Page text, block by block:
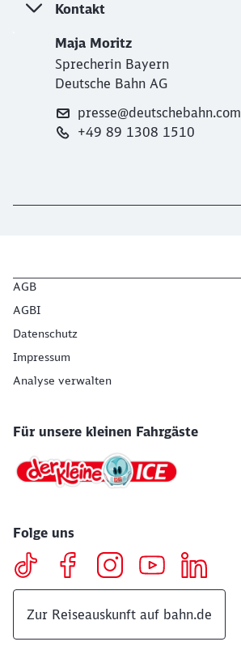
Kontakt
Maja Moritz
Sprecherin Bayern
Deutsche Bahn AG
presse@deutschebahn.com
+49 89 1308 1510
AGB
AGBI
Datenschutz
Impressum
Analyse verwalten
Für unsere kleinen Fahrgäste
Folge uns
Zur Reiseauskunft auf bahn.de